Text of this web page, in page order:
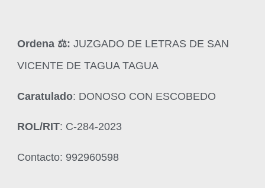
Ordena ‍⚖️: JUZGADO DE LETRAS DE SAN
VICENTE DE TAGUA TAGUA
Caratulado: DONOSO CON ESCOBEDO
ROL/RIT: C-284-2023
Contacto: 992960598